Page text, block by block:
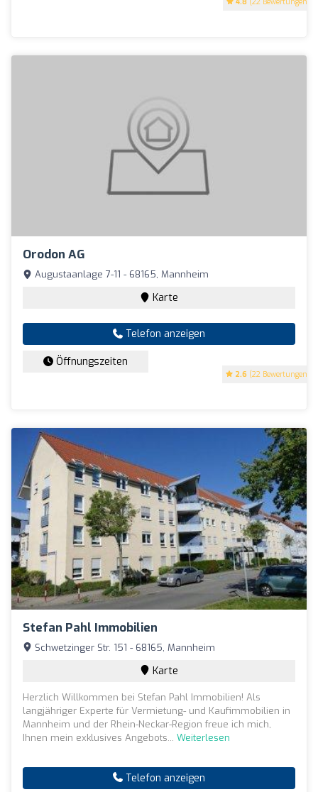
Orodon AG
2.6 (22 Bewertungen)
Augustaanlage 7-11 - 68165, Mannheim
Karte
Telefon anzeigen
Öffnungszeiten
Stefan Pahl Immobilien
Schwetzinger Str. 151 - 68165, Mannheim
Karte
Herzlich Willkommen bei Stefan Pahl Immobilien! Als
langjähriger Experte für Vermietung- und Kaufimmobilien in
Mannheim und der Rhein-Neckar-Region freue ich mich,
Ihnen mein exklusives Angebots... Weiterlesen
Telefon anzeigen